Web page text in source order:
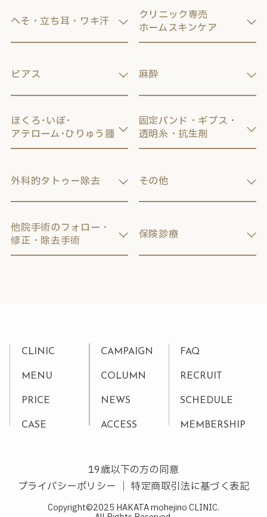
へそ・立ち耳・ワキ汗
ピアス
ほくろ･いぼ･
アテローム･ひりゅう腫
外科的タトゥー除去
他院手術のフォロー・
修正・除去手術
クリニック専売
ホームスキンケア
麻酔
固定バンド・ギプス・
透明糸・抗生剤
その他
保険診療
CLINIC
MENU
PRICE
CASE
CAMPAIGN
COLUMN
NEWS
ACCESS
FAQ
RECRUIT
SCHEDULE
MEMBERSHIP
19歳以下の方の同意
プライバシーポリシー ｜特定商取引法に基づく表記
Copyright©2025 HAKATA mohejino CLINIC.